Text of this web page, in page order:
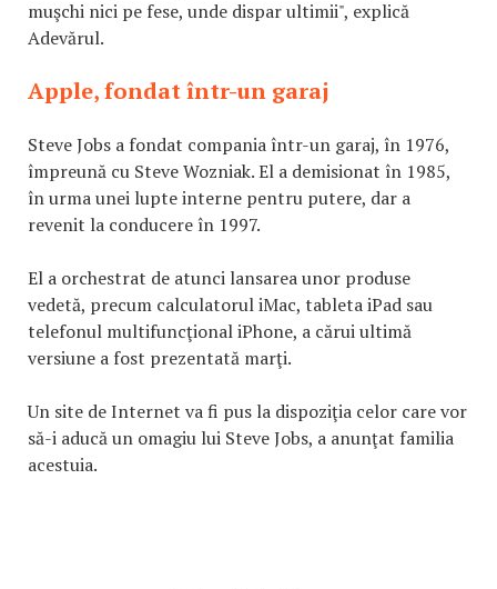
muşchi nici pe fese, unde dispar ultimii", explică
Adevărul.
Apple, fondat într-un garaj
Steve Jobs a fondat compania într-un garaj, în 1976,
împreună cu Steve Wozniak. El a demisionat în 1985,
în urma unei lupte interne pentru putere, dar a
revenit la conducere în 1997.
El a orchestrat de atunci lansarea unor produse
vedetă, precum calculatorul iMac, tableta iPad sau
telefonul multifuncţional iPhone, a cărui ultimă
versiune a fost prezentată marţi.
Un site de Internet va fi pus la dispoziţia celor care vor
să-i aducă un omagiu lui Steve Jobs, a anunţat familia
acestuia.